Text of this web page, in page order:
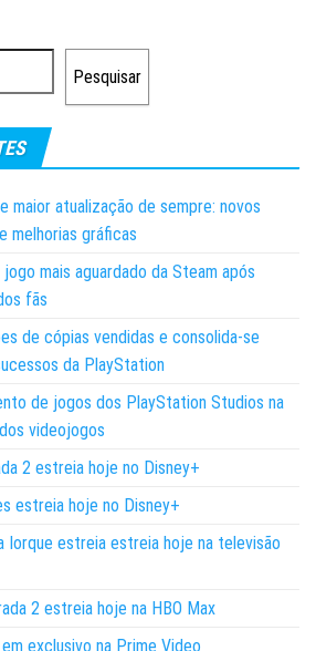
Pesquisar
maior atualização de sempre: novos
melhorias gráficas
mais aguardado da Steam após
fãs
de cópias vendidas e consolida-se
da PlayStation
de jogos dos PlayStation Studios na
videojogos
2 estreia hoje no Disney+
estreia hoje no Disney+
Iorque estreia estreia hoje na televisão
2 estreia hoje na HBO Max
exclusivo na Prime Video